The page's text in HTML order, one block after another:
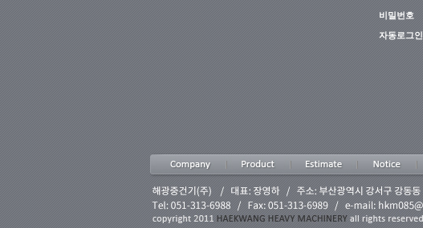
비밀번호
자동로그인